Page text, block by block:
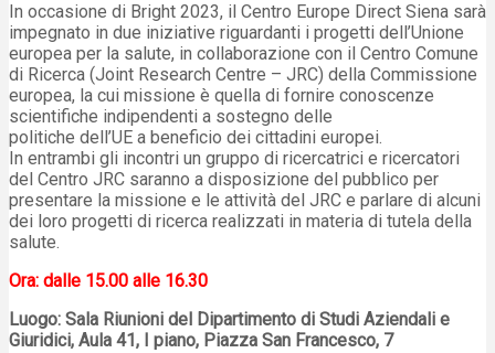
In occasione di Bright 2023, il Centro Europe Direct Siena sarà
impegnato in due iniziative riguardanti i progetti dell’Unione
europea per la salute, in collaborazione con il Centro Comune
di Ricerca (Joint Research Centre – JRC) della Commissione
europea, la cui missione è quella di fornire conoscenze
scientifiche indipendenti a sostegno delle
politiche dell’UE a beneficio dei cittadini europei.
In entrambi gli incontri un gruppo di ricercatrici e ricercatori
del Centro JRC saranno a disposizione del pubblico per
presentare la missione e le attività del JRC e parlare di alcuni
dei loro progetti di ricerca realizzati in materia di tutela della
salute.
Ora: dalle 15.00 alle 16.30
Luogo: Sala Riunioni del Dipartimento di Studi Aziendali e
Giuridici, Aula 41, I piano, Piazza San Francesco, 7